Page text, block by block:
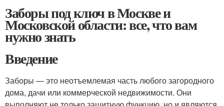
Заборы под ключ в Москве и
Московской области: все, что вам
нужно знать
Введение
Заборы — это неотъемлемая часть любого загородного
дома, дачи или коммерческой недвижимости. Они